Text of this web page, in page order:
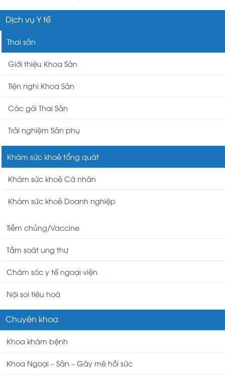
Dịch vụ Y tế
Thai sản
Giới thiệu Khoa Sản
Tiện nghi Khoa Sản
Các gói Thai Sản
Trải nghiệm Sản phụ
Khám sức khoẻ tổng quát
Khám sức khoẻ Cá nhân
Khám sức khoẻ Doanh nghiệp
Tiềm chủng/Vaccine
Tầm soát ung thư
Chăm sóc y tế ngoại viện
Nội soi tiêu hoá
Chuyên khoa
Khoa khám bệnh
Khoa Ngoại – Sản – Gây mê hồi sức